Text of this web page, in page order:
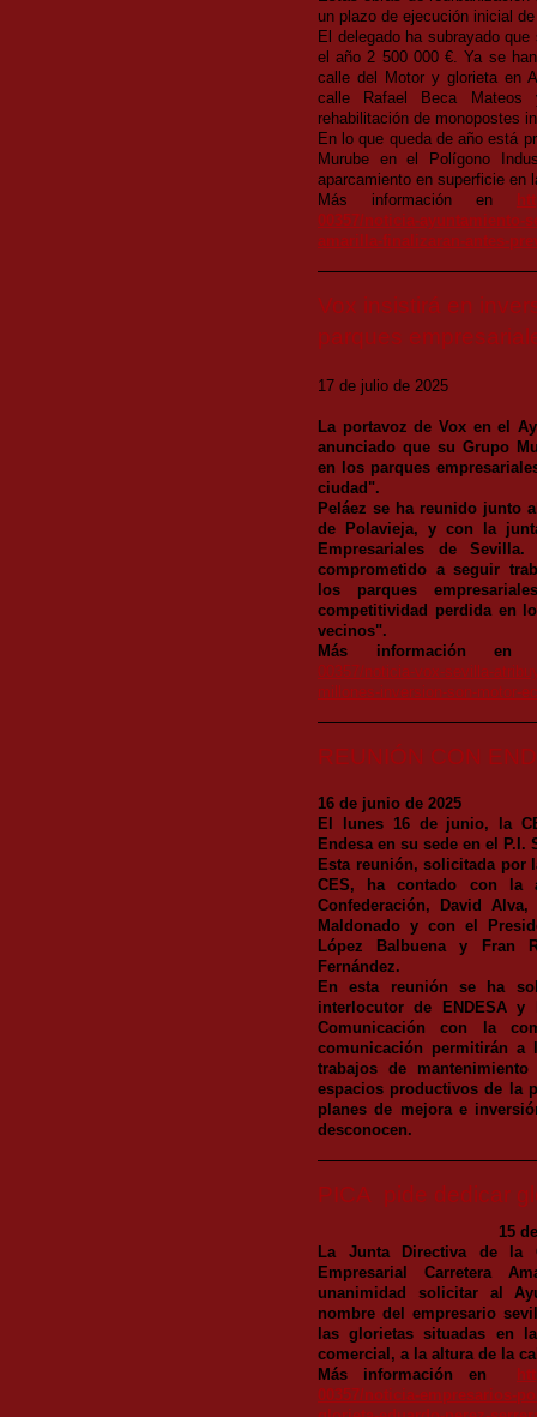
un plazo de ejecución inicial
El delegado ha subrayado
el año 2 500 000 €. Ya se
calle del Motor y glorieta en
calle Rafael Beca
rehabilitación de monopostes
En lo que queda de año está
Murube en el Polígono
aparcamiento en superficie en
Más información en
00357/noticia-ayuntamiento-
amarilla-finalizaran-antes-
Vox insistirá en
parques
17 de julio de 2025
La portavoz de Vox en el
anunciado que su Grupo
en los parques
ciudad".
Peláez se ha reunido junto
de Polavieja, y con la
Empresariales de
comprometido a seguir
los parques
competitividad perdida en
vecinos".
Más información
00357/noticia-vox-sevilla-
millones-inversion-son-motor-
REUNIÓN CON
16 de junio de 2025
El lunes 16 de junio, la
Endesa en su sede en el P.I.
Esta reunión, solicitada por
CES, ha contado con la
Confederación, David
Maldonado y con el
López Balbuena y Fran
Fernández.
En esta reunión se ha
interlocutor de ENDESA
Comunicación con la
comunicación permitirán a
trabajos de
espacios productivos de la
planes de mejora e
desconocen.
PICA pide dedicar
15
La Junta Directiva de la
Empresarial Carretera
unanimidad solicitar al
nombre del empresario
las glorietas situadas en
comercial, a la altura de la
Más información en
00357/noticia-empresarios-